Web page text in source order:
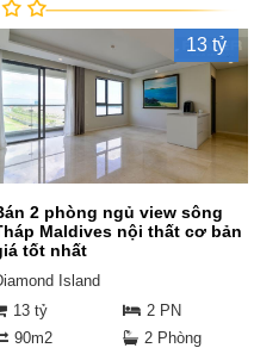
13 tỷ
2 phòng ngủ view sông
Maldives nội thất cơ bản
tốt nhất
Island
13 tỷ
2 PN
90m2
2 Phòng